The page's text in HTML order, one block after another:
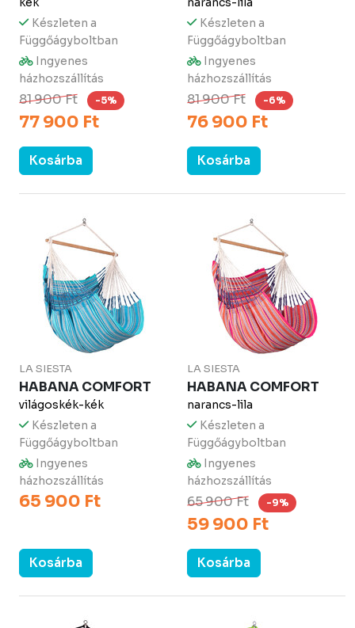
Készleten a
Függőágyboltban
Ingyenes
házhozszállítás
81 900 Ft -5%
77 900 Ft
Kosárba
Készleten a
Függőágyboltban
Ingyenes
házhozszállítás
81 900 Ft -6%
76 900 Ft
Kosárba
LA SIESTA
HABANA COMFORT
világoskék-kék
Készleten a
Függőágyboltban
Ingyenes
házhozszállítás
65 900 Ft
Kosárba
LA SIESTA
HABANA COMFORT
narancs-lila
Készleten a
Függőágyboltban
Ingyenes
házhozszállítás
65 900 Ft -9%
59 900 Ft
Kosárba